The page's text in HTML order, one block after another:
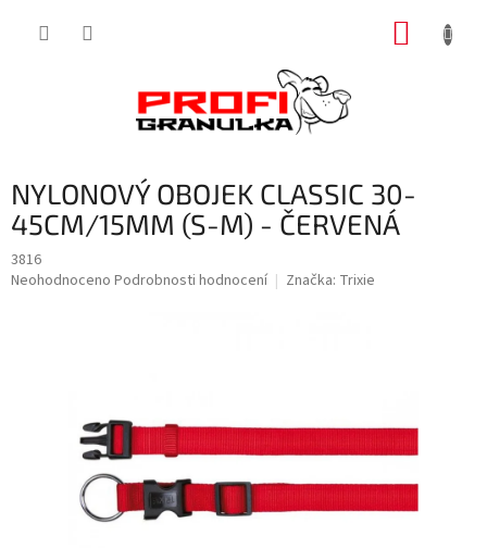
NYLONOVÝ OBOJEK CLASSIC 30-
45CM/15MM (S-M) - ČERVENÁ
3816
Průměrné
Neohodnoceno Podrobnosti hodnocení Značka: Trixie